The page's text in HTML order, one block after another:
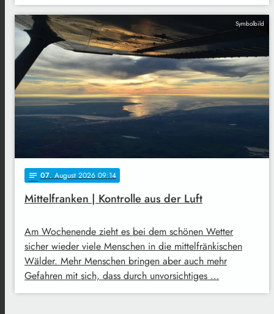
Symbolbild
notes 07. August 2026 09:14
Mittelfranken | Kontrolle aus der Luft
Am Wochenende zieht es bei dem schönen Wetter
sicher wieder viele Menschen in die mittelfränkischen
Wälder. Mehr Menschen bringen aber auch mehr
Gefahren mit sich, dass durch unvorsichtiges …